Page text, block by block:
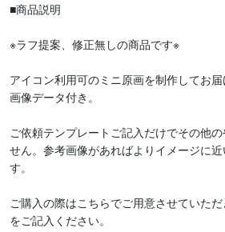
■商品説明
※ラフ提案、修正無しの商品です※
アイコン利用可のミニ原画を制作してお届
画像データ付き。
ご依頼テンプレートご記入だけでその他
せん。参考画像があればよりイメージに
す。
ご購入の際はこちらでご用意させていた
をご記入ください。